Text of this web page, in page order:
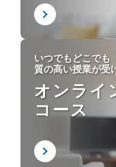
いつでもどこでも
質の高い授業が受
オンライ
コース